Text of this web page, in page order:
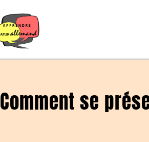
Comment se